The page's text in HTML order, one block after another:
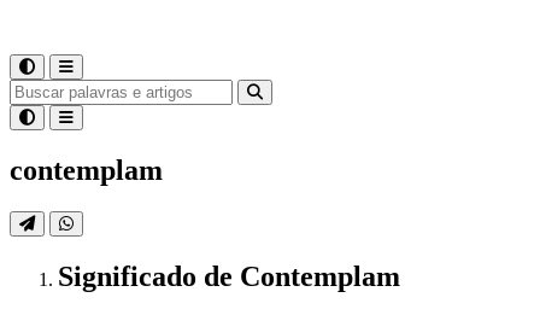
contemplam
Significado de Contemplam